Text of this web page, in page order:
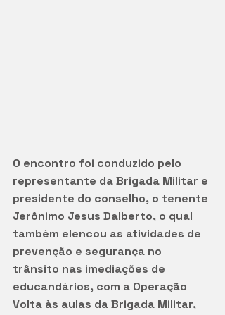
O encontro foi conduzido pelo
representante da Brigada Militar e
presidente do conselho, o tenente
Jerônimo Jesus Dalberto, o qual
também elencou as atividades de
prevenção e segurança no
trânsito nas imediações de
educandários, com a Operação
Volta às aulas da Brigada Militar,